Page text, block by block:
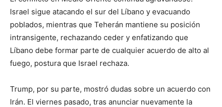
Israel sigue atacando el sur del Líbano y evacuando
poblados, mientras que Teherán mantiene su posición
intransigente, rechazando ceder y enfatizando que
Líbano debe formar parte de cualquier acuerdo de alto al
fuego, postura que Israel rechaza.
Trump, por su parte, mostró dudas sobre un acuerdo con
Irán. El viernes pasado, tras anunciar nuevamente la